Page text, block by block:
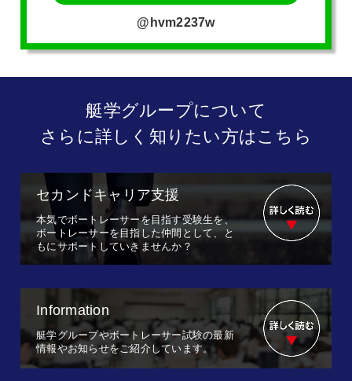
@hvm2237w
艇学グループについて
さらに詳しく知りたい方はこちら
セカンドキャリア支援
本気でボートレーサーを目指す受験生を、
ボートレーサーを目指した仲間として、と
もにサポートしていきませんか？
Information
艇学グループやボートレーサー試験の最新
情報やお知らせをご紹介しています。